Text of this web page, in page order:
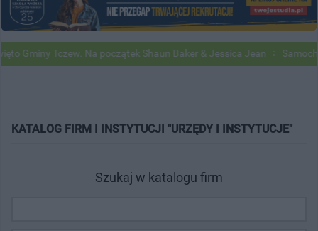
Gminy Tczew. Na początek Shaun Baker & Jessica Jean
KATALOG FIRM I INSTYTUCJI "URZĘDY I INSTYTUCJE"
Szukaj w katalogu firm